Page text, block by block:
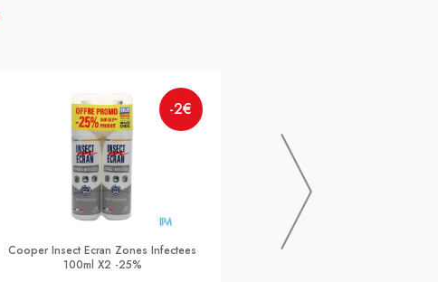
-2€
Cooper Insect Ecran Zones Infectees
100ml X2 -25%
KLORANE SH SEBOREGUL